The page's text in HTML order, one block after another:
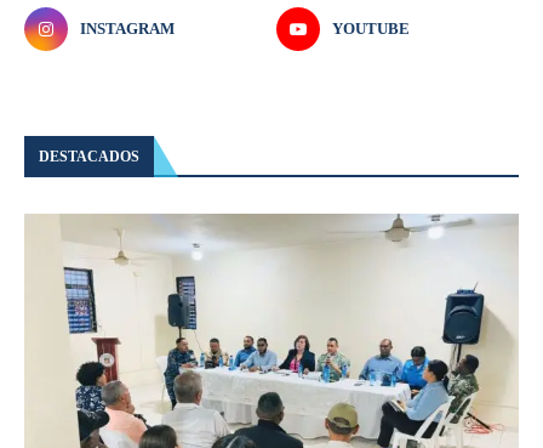
INSTAGRAM YOUTUBE
DESTACADOS